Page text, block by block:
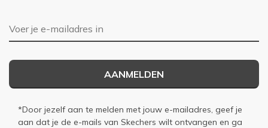
E-mailadres
AANMELDEN
*Door jezelf aan te melden met jouw e-mailadres, geef je
aan dat je de e-mails van Skechers wilt ontvangen en ga